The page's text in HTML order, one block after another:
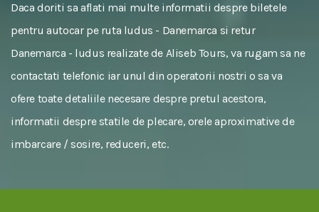
Daca doriti sa aflati mai multe informatii despre biletele
pentru autocar pe ruta ludus - Danemarca si retur
Danemarca - ludus realizate de Aliseb Tours, va rugam sa ne
contactati telefonic iar unul din operatorii nostri o sa va
ofere toate detaliile necesare despre pretul acestora,
informatii despre statile de plecare, orele aproximative de
imbarcare / sosire, reduceri, etc.